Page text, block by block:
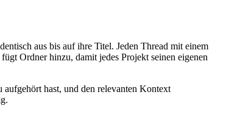
aus bis auf ihre Titel. Jeden Thread mit einem
Ordner hinzu, damit jedes Projekt seinen eigenen
hast, und den relevanten Kontext